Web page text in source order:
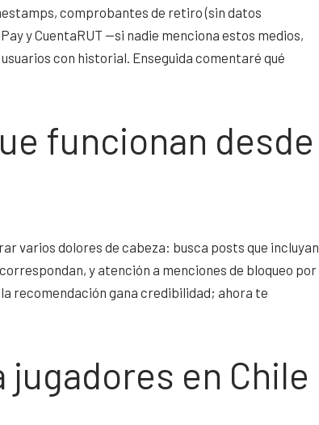
comprobantes de retiro (sin datos
y CuentaRUT —si nadie menciona estos medios,
con historial. Enseguida comentaré qué
funcionan desde
varios dolores de cabeza: busca posts que incluyan
y atención a menciones de bloqueo por
la recomendación gana credibilidad; ahora te
en Chile